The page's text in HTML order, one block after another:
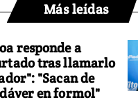
Más leídas
responde a
tras llamarlo
"Sacan de
en formol"